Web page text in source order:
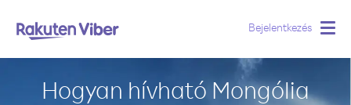
Bejelentkezés
Hogyan hívható Mongólia